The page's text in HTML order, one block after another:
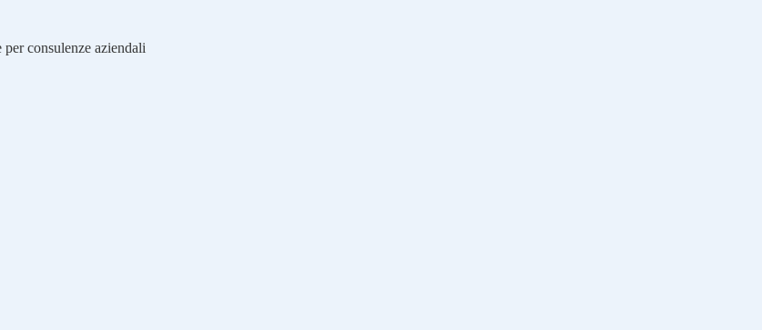
consulenze aziendali